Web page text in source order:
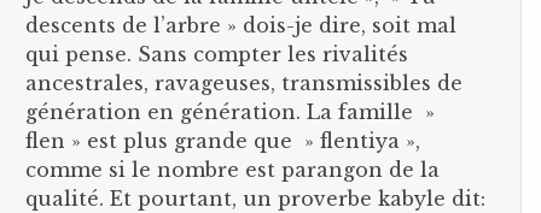
descents de l’arbre » dois-je dire, soit mal
qui pense. Sans compter les rivalités
ancestrales, ravageuses, transmissibles de
génération en génération. La famille »
flen » est plus grande que » flentiya »,
comme si le nombre est parangon de la
qualité. Et pourtant, un proverbe kabyle dit: